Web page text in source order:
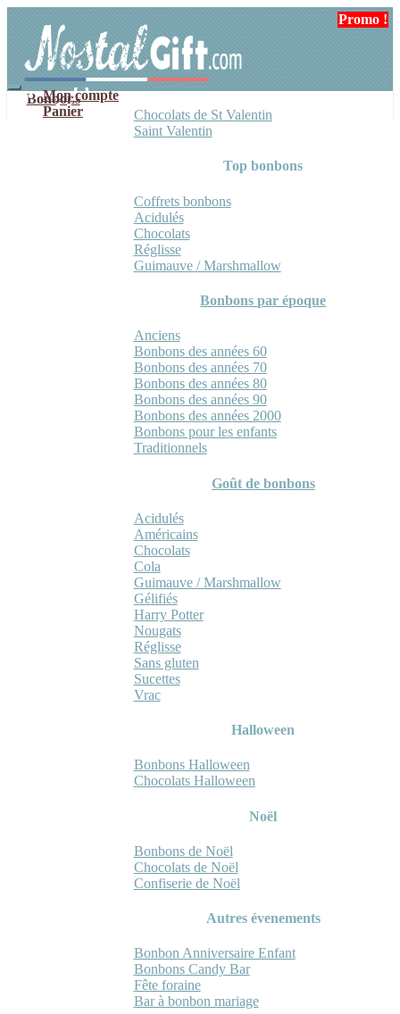
navigation
contenu
Mon compte
Panier
Bonbons
Chocolats de St Valentin
Saint Valentin
Top bonbons
Coffrets bonbons
Acidulés
Chocolats
Réglisse
Guimauve / Marshmallow
Bonbons par époque
Anciens
Bonbons des années 60
Bonbons des années 70
Bonbons des années 80
Bonbons des années 90
Bonbons des années 2000
Bonbons pour les enfants
Traditionnels
Goût de bonbons
Acidulés
Américains
Chocolats
Cola
Guimauve / Marshmallow
Gélifiés
Harry Potter
Nougats
Réglisse
Sans gluten
Sucettes
Vrac
Halloween
Bonbons Halloween
Chocolats Halloween
Noël
Bonbons de Noël
Chocolats de Noël
Confiserie de Noël
Autres évenements
Bonbon Anniversaire Enfant
Bonbons Candy Bar
Fête foraine
Bar à bonbon mariage
Promo !
Promo !